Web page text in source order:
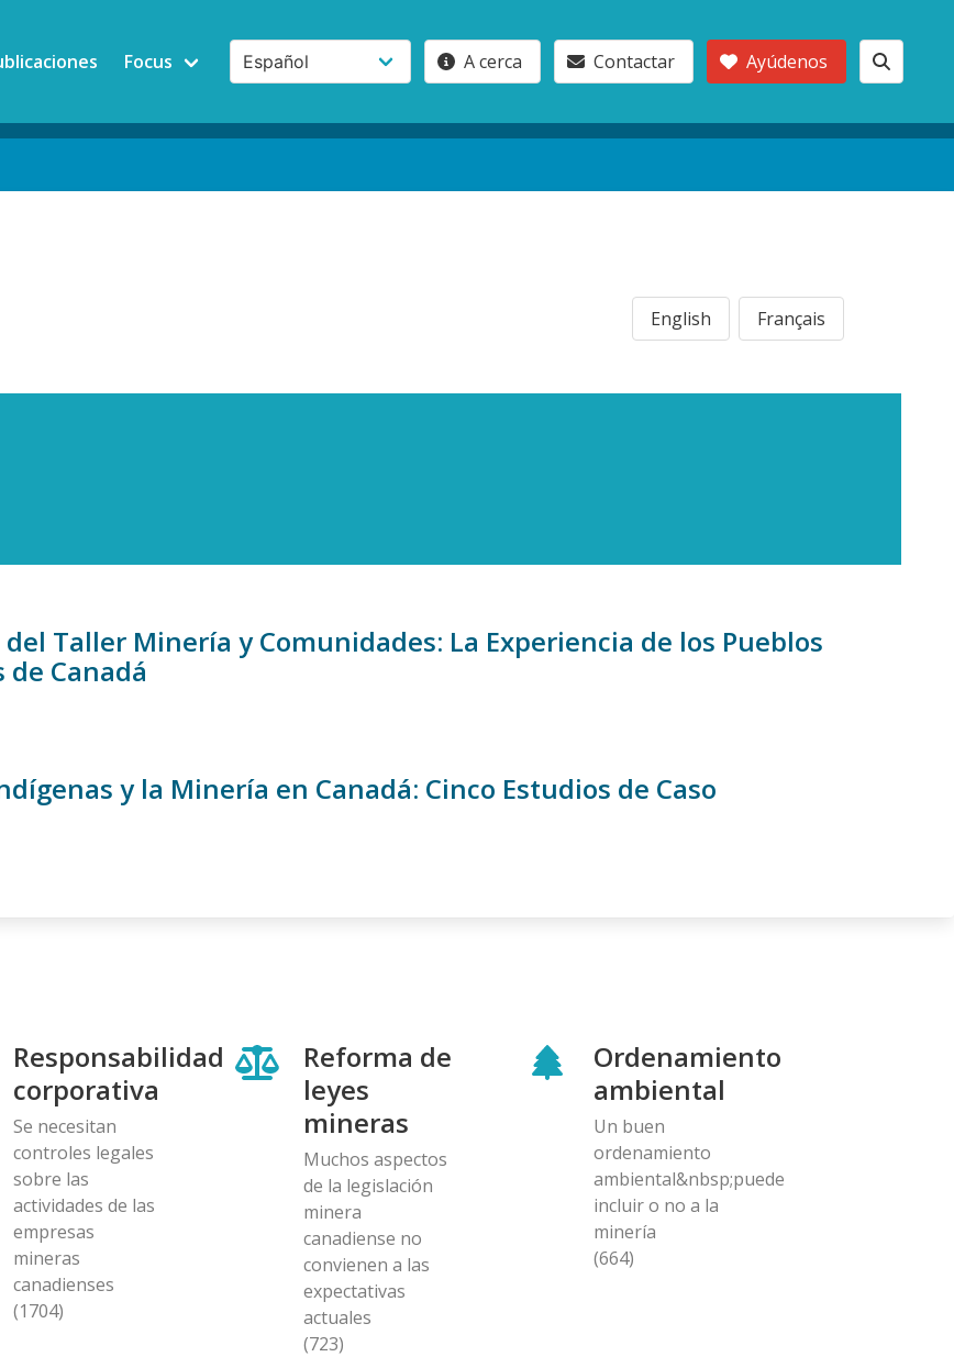
Focus A cerca Contactar Ayúdenos
English Français
del Taller Minería y Comunidades: La Experiencia de los Pueblos
Canadá
y la Minería en Canadá: Cinco Estudios de Caso
Responsabilidad
corporativa
Se necesitan
controles legales
sobre las
actividades de las
empresas
mineras
canadienses
(1704)
Reforma de
leyes
mineras
Muchos aspectos
de la legislación
minera
canadiense no
convienen a las
expectativas
actuales
(723)
Ordenamiento
ambiental
Un buen
ordenamiento
ambiental&nbsp;puede
incluir o no a la
minería
(664)